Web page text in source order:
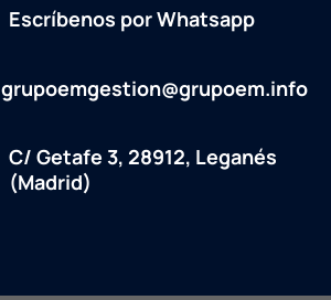
Escríbenos por Whatsapp
grupoemgestion@grupoem.info
C/ Getafe 3, 28912, Leganés
(Madrid)